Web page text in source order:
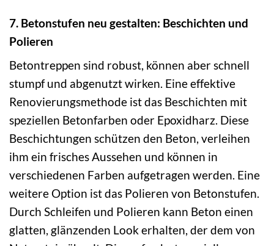
7. Betonstufen neu gestalten: Beschichten und
Polieren
Betontreppen sind robust, können aber schnell
stumpf und abgenutzt wirken. Eine effektive
Renovierungsmethode ist das Beschichten mit
speziellen Betonfarben oder Epoxidharz. Diese
Beschichtungen schützen den Beton, verleihen
ihm ein frisches Aussehen und können in
verschiedenen Farben aufgetragen werden. Eine
weitere Option ist das Polieren von Betonstufen.
Durch Schleifen und Polieren kann Beton einen
glatten, glänzenden Look erhalten, der dem von